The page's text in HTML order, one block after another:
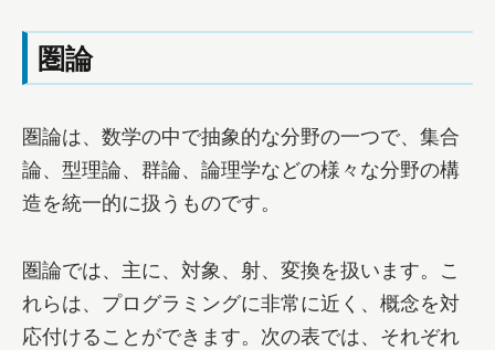
圏論
圏論は、数学の中で抽象的な分野の一つで、集合
論、型理論、群論、論理学などの様々な分野の構
造を統一的に扱うものです。
圏論では、主に、対象、射、変換を扱います。こ
れらは、プログラミングに非常に近く、概念を対
応付けることができます。次の表では、それぞれ